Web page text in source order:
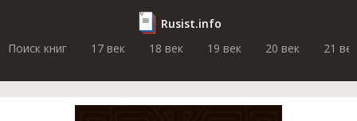
Rusist.info
Поиск книг
17 век 18 век 19 век 20 век 21 век